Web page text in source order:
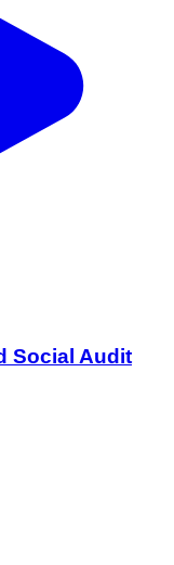
Social Audit